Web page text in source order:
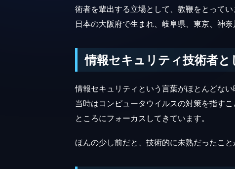
術者を輩出する立場として、教鞭をとってい
日本の大阪府で生まれ、岐阜県、東京、神
情報セキュリティ技術者と
情報セキュリティという言葉がほとんどな
当時はコンピュータウイルスの対策を指す
ところにフォーカスしてきています。
ほんの少し前だと、技術的に未熟だったこ